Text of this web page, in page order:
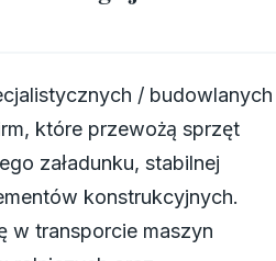
/ budowlanych
które przewożą sprzęt
załadunku, stabilnej
konstrukcyjnych.
w transporcie maszyn